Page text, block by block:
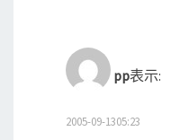
pp表示:
2005-09-1305:23